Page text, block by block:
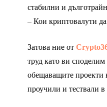
стабилни и
– Кои криптовалути
Затова ние от
труд като ви
обещаващите проекти
проучили и тествали